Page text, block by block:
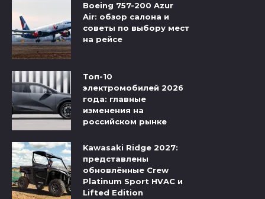
Boeing 757-200 Azur
Air: обзор салона и
советы по выбору мест
на рейсе
Топ-10
электромобилей 2026
года: главные
изменения на
российском рынке
Kawasaki Ridge 2027:
представлены
обновлённые Crew
Platinum Sport HVAC и
Lifted Edition